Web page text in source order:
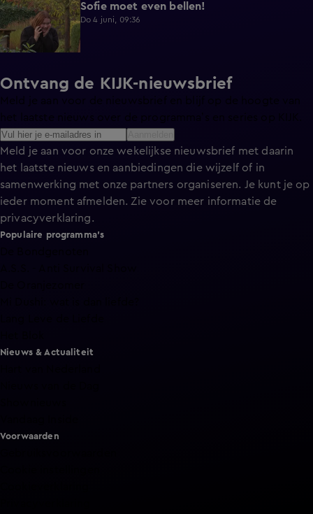
1:13 Sofie moet even bellen!
Do 4 juni, 09:36
Ontvang de KIJK-nieuwsbrief
Meld je aan voor onze wekelijkse nieuwsbrief met daarin
het laatste nieuws en aanbiedingen die wijzelf of in
samenwerking met onze partners organiseren. Je kunt je op
ieder moment afmelden. Zie voor meer informatie de
privacyverklaring.
Populaire programma's
Nieuws & Actualiteit
Voorwaarden